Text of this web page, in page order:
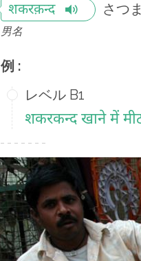
शकरक़न्द さつ
男名
例 :
レベル B1
शकरकन्‍द खाने में